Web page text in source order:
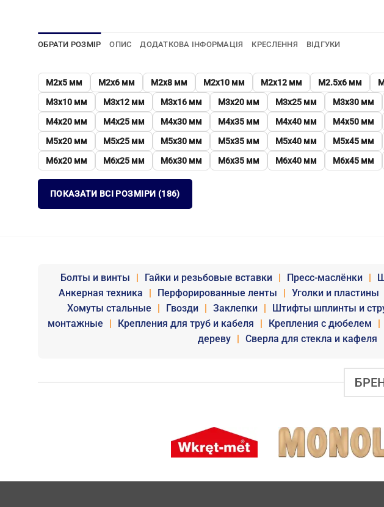
ОБРАТИ РОЗМІР ОПИС ДОДАТКОВА ІНФОРМАЦІЯ КРЕСЛЕННЯ ВІДГУКИ
М2х5 мм М2х6 мм М2х8 мм М2х10 мм М2х12 мм М2.5х6 мм
М3х10 мм
М3х12 мм М3х16 мм М3х20 мм М3х25 мм М3х30 мм
М4х20 мм
М4х25 мм М4х30 мм М4х35 мм М4х40 мм М4х50 мм
М5х20 мм
М5х25 мм М5х30 мм М5х35 мм М5х40 мм М5х45 мм
М6х20 мм
М6х25 мм М6х30 мм М6х35 мм М6х40 мм М6х45 мм
ПОКАЗАТИ ВСІ РОЗМІРИ (186)
Болты и винты Гайки и резьбовые вставки Пресс-маслёнки
Анкерная техника
Перфорированные ленты Уголки и пластины
Хомуты стальные
Гвозди Заклепки Штифты шплинты и
монтажные
Крепления для труб и кабеля Крепления с дюбелем
дереву
Сверла для стекла и кафеля